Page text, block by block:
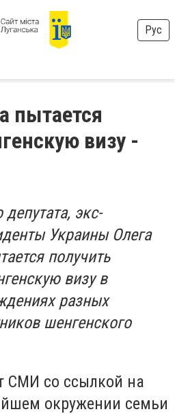
Рус
пытается
визу -
экс-
Украины Олега
получить
визу в
разных
шенгенского
СМИ со ссылкой на
окружении семьи